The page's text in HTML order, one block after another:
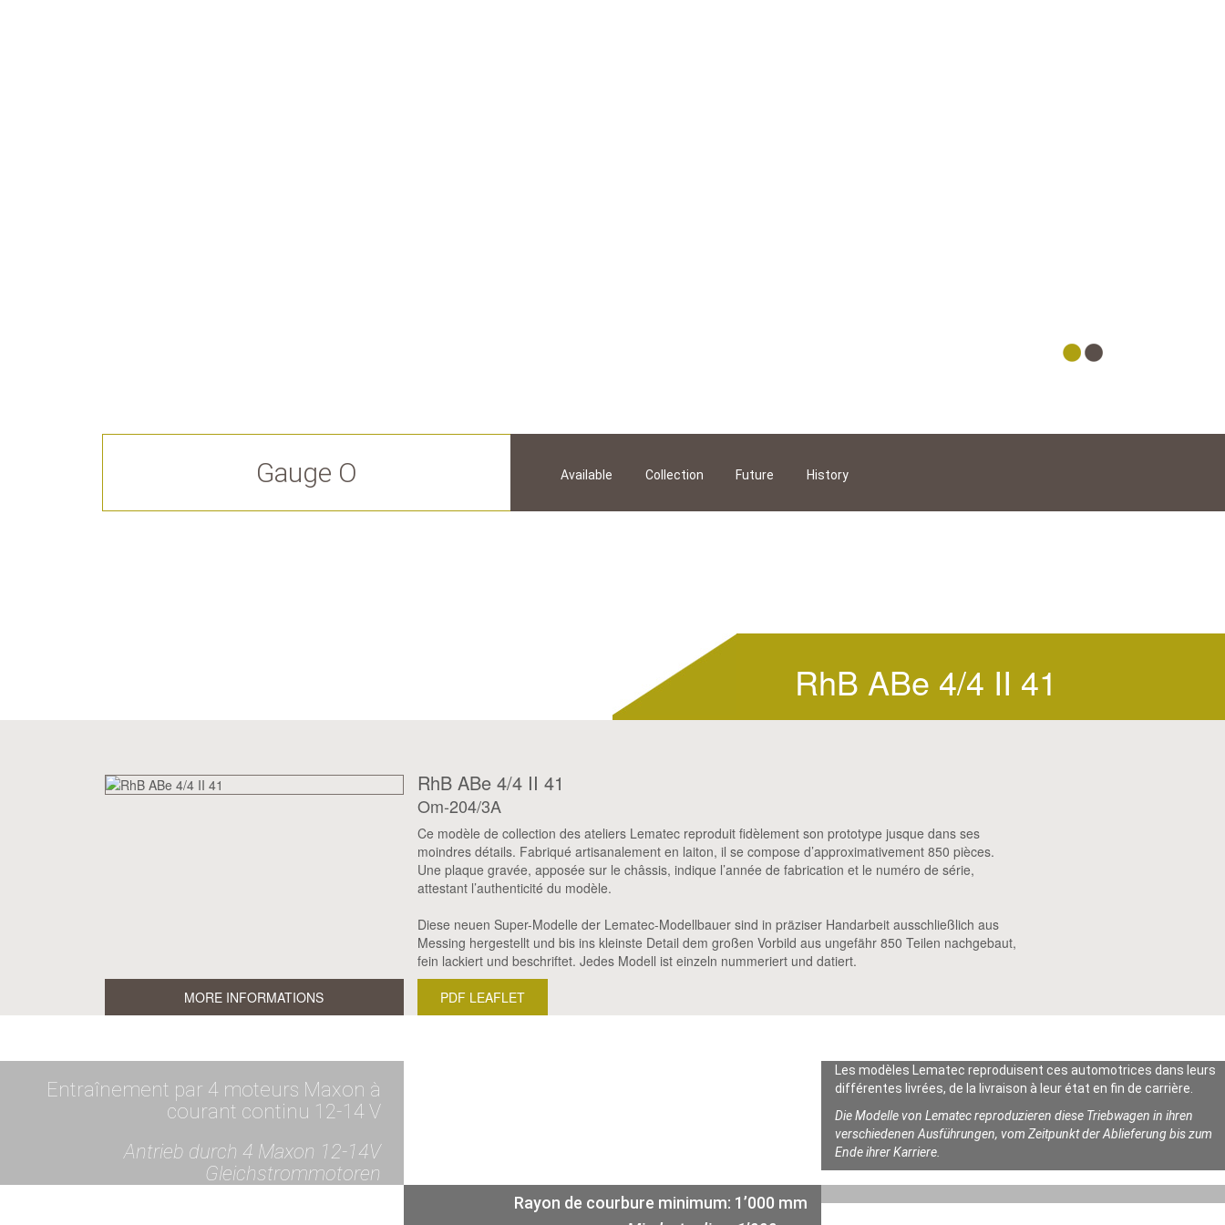
Gauge O Available Collection Future History
RhB ABe 4/4 II 41
RhB ABe 4/4 II 41
Om-204/3A
Ce modèle de collection des ateliers Lematec reproduit fidèlement son prototype jusque dans ses
moindres détails. Fabriqué artisanalement en laiton, il se compose d’approximativement 850 pièces.
Une plaque gravée, apposée sur le châssis, indique l’année de fabrication et le numéro de série,
attestant l’authenticité du modèle.
Diese neuen Super-Modelle der Lematec-Modellbauer sind in präziser Handarbeit ausschließlich aus
Messing hergestellt und bis ins kleinste Detail dem großen Vorbild aus ungefähr 850 Teilen nachgebaut,
fein lackiert und beschriftet. Jedes Modell ist einzeln nummeriert und datiert.
MORE INFORMATIONS
PDF LEAFLET
Entraînement par 4 moteurs Maxon à
courant continu 12-14 V
Antrieb durch 4 Maxon 12-14V
Gleichstrommotoren
Les modèles Lematec reproduisent ces automotrices dans leurs
différentes livrées, de la livraison à leur état en fin de carrière.
Die Modelle von Lematec reproduzieren diese Triebwagen in ihren
verschiedenen Ausführungen, vom Zeitpunkt der Ablieferung bis zum
Ende ihrer Karriere.
Rayon de courbure minimum: 1’000 mm